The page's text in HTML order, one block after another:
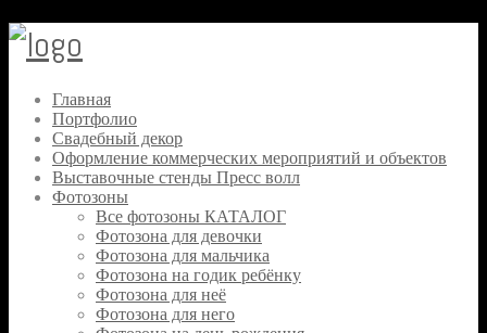
Skip
Главная
Портфолио
Свадебный декор
Оформление коммерческих мероприятий и объектов
Выставочные стенды Пресс волл
Фотозоны
Все фотозоны КАТАЛОГ
Фотозона для девочки
Фотозона для мальчика
Фотозона на годик ребёнку
Фотозона для неё
Фотозона для него